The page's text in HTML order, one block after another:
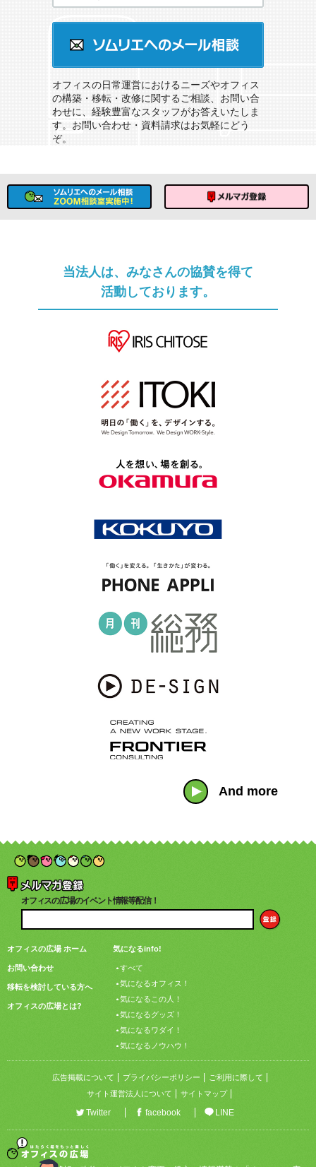
オフィスの日常運営におけるニーズやオフィス
の構築・移転・改修に関するご相談、お問い合
わせに、経験豊富なスタッフがお答えいたしま
す。お問い合わせ・資料請求はお気軽にどう
ぞ。
当法人は、みなさんの協賛を得て
活動しております。
And more
オフィスの広場のイベント情報等配信！
オフィスの広場 ホーム
お問い合わせ
移転を検討している方へ
オフィスの広場とは?
気になるinfo!
すべて
気になるオフィス！
気になるこの人！
気になるグッズ！
気になるワダイ！
気になるノウハウ！
広告掲載について プライバシーポリシー
ご利用に際して
サイト運営法人について
サイトマップ
Twitter facebook LINE